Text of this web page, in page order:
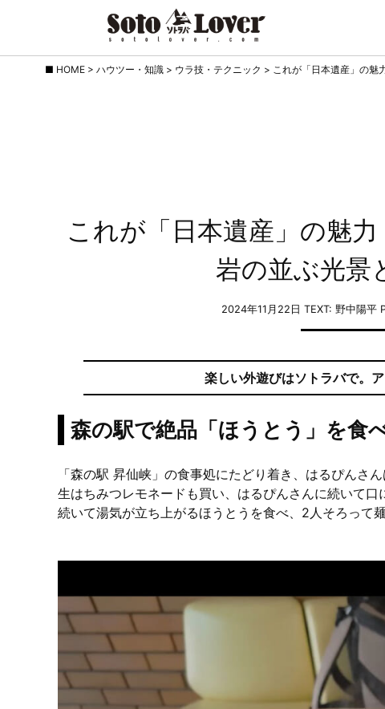
HOME > ハウツー・知識 > ウラ技・テクニック > これが「日本遺産」の
これが「日本遺産」の魅
岩の並ぶ光景
2024年11月22日 TEXT: 野中陽平
楽しい外遊びはソトラバで。
森の駅で絶品「ほうとう」を食
「森の駅 昇仙峡」の食事処にたどり着き、はるぴんさ
生はちみつレモネードも買い、はるぴんさんに続いて
続いて湯気が立ち上がるほうとうを食べ、2人そろって